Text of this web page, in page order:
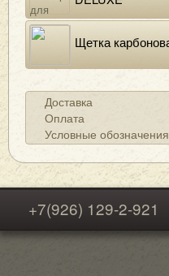
Щетка
Доставка
Оплата
Условные обозначения
+7(926) 129-2-921